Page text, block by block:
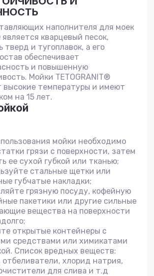
наполнителя для моек
является кварцевый песок,
тверд и тугоплавок, а его
обеспечивает
и повышенную
Мойки TETOGRANIT®
температуры и имеют
на 15 лет.
мойки необходимо
грязи с поверхности, затем
ее сухой губкой или тканью;
стальные щетки или
губчатые накладки;
грязную посуду, кофейную
пакетики или другие сильные
вещества на поверхности
открытые контейнеры с
средствами или химикатами
Список вредных веществ:
отбеливатели, хлорид натрия,
для слива и т.д